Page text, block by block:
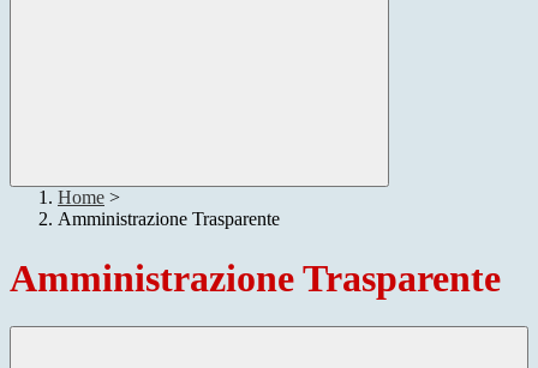
Home >
Amministrazione Trasparente
Amministrazione Trasparente